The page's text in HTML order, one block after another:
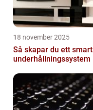
18 november 2025
Så skapar du ett smart
underhållningssystem